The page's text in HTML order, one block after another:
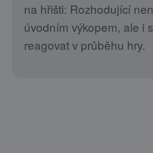
na hřišti: Rozhodující
úvodním výkopem, ale i
reagovat v průběhu hry.